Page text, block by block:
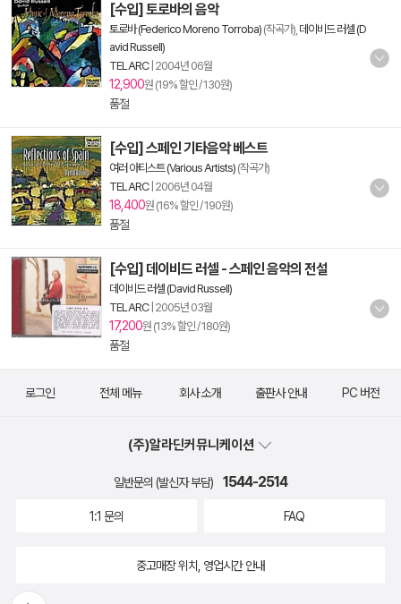
[수입] 토로바의 음악
토로바 (Federico Moreno Torroba) (작곡가), 데이비드 러셀 (D
avid Russell)
TELARC| 2004년 06월
12,900원 (19% 할인 / 130원)
품절
[수입] 스페인 기타음악 베스트
여러 아티스트 (Various Artists) (작곡가)
TELARC| 2006년 04월
18,400원 (16% 할인 / 190원)
품절
[수입] 데이비드 러셀 - 스페인 음악의 전설
데이비드 러셀 (David Russell)
TELARC| 2005년 03월
17,200원 (13% 할인 / 180원)
품절
로그인 전체 메뉴 회사 소개 출판사 안내 PC 버전
(주)알라딘커뮤니케이션
일반문의 (발신자 부담) 1544-2514
1:1 문의 FAQ
중고매장 위치, 영업시간 안내